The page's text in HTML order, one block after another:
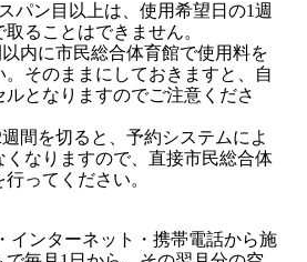
パン目以上は、使用希望日の1週
ることはできません。
内に市民総合体育館で使用料を
。そのままにしておきますと、自
となりますのでご注意くださ
間を切ると、予約システムによ
くなりますので、直接市民総合体
ってください。
インターネット・携帯電話から施